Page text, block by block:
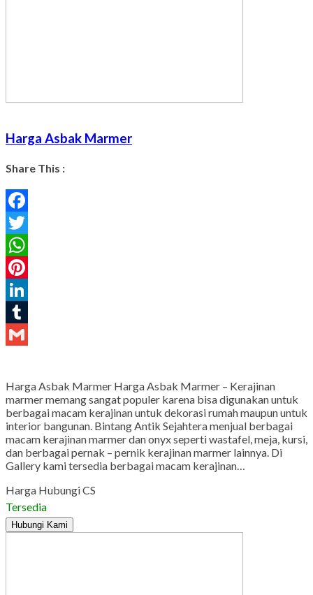
Harga Asbak Marmer
Share This :
Facebook
Twitter
WhatsApp
Pinterest
LinkedIn
Tumblr
Harga Asbak Marmer Harga Asbak Marmer – Kerajinan
marmer memang sangat populer karena bisa digunakan untuk
berbagai macam kerajinan untuk dekorasi rumah maupun untuk
interior bangunan. Bintang Antik Sejahtera menjual berbagai
macam kerajinan marmer dan onyx seperti wastafel, meja, kursi,
dan berbagai pernak – pernik kerajinan marmer lainnya. Di
Gallery kami tersedia berbagai macam kerajinan…
Harga Hubungi CS
Tersedia
Hubungi Kami